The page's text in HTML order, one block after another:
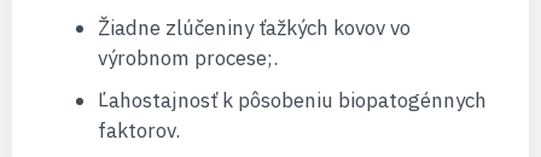
Žiadne zlúčeniny ťažkých kovov vo
výrobnom procese;.
Ľahostajnosť k pôsobeniu biopatogénnych
faktorov.